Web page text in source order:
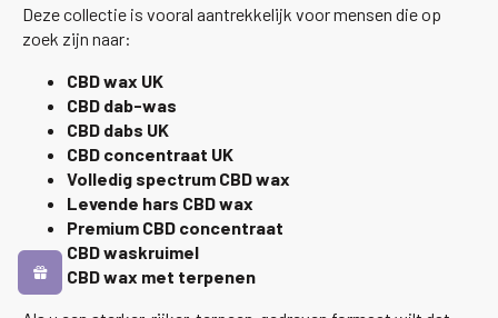
Deze collectie is vooral aantrekkelijk voor mensen die op
zoek zijn naar:
CBD wax UK
CBD dab-was
CBD dabs UK
CBD concentraat UK
Volledig spectrum CBD wax
Levende hars CBD wax
Premium CBD concentraat
CBD waskruimel
CBD wax met terpenen